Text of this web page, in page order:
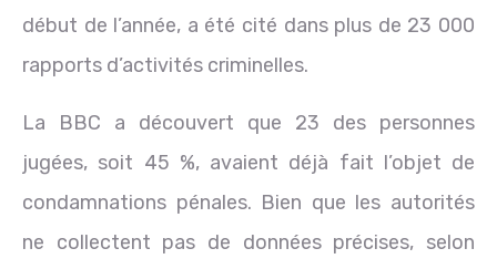
début de l’année, a été cité dans plus de 23 000
rapports d’activités criminelles.
La BBC a découvert que 23 des personnes
jugées, soit 45 %, avaient déjà fait l’objet de
condamnations pénales. Bien que les autorités
ne collectent pas de données précises, selon